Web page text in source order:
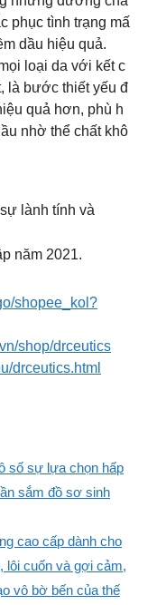
phục tình trạng mấ
dầu hiệu quả.
loại da với kết c
là bước thiết yếu đ
quả hơn, phù h
nhờ thể chất khô
lành tính và
năm 2021.
shopee_kol?
shop/drceutics
drceutics.html
số sự lựa chọn hấp
sắm đồ sơ sinh
cao cấp dành cho
lôi cuốn và gợi cảm,
vô bờ bến của thế